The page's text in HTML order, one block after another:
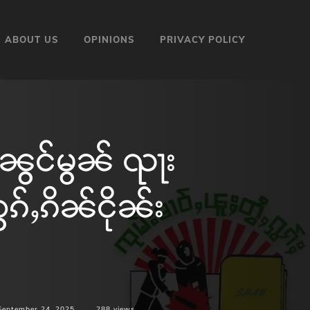
ABOUT US OPINIONS PRIVACY POLICY
ၼွင်မွၼ် ၺႃး
ၵ်ႇၵိၼ်ငိုၼ်း